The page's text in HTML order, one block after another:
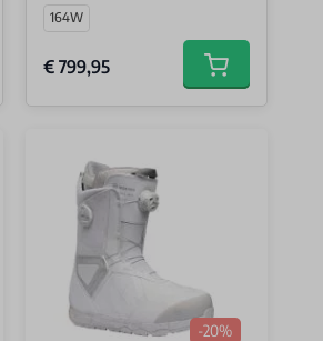
164W
€ 799,95 Add to cart
-20%